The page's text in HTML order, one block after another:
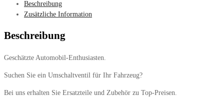
Beschreibung
Zusätzliche Information
Beschreibung
Geschätzte Automobil-Enthusiasten.
Suchen Sie ein Umschaltventil für Ihr Fahrzeug?
Bei uns erhalten Sie Ersatzteile und Zubehör zu Top-Preisen.